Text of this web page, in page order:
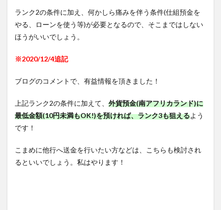
ランク2の条件に加え、何かしら痛みを伴う条件(仕組預金を
やる、ローンを使う等)が必要となるので、そこまではしない
ほうがいいでしょう。
※2020/12/4追記
ブログのコメントで、有益情報を頂きました！
上記ランク2の条件に加えて、 外貨預金(南アフリカランド)に
最低金額(10円未満もOK!)を預ければ、ランク3も狙えるよう
です！
こまめに他行へ送金を行いたい方などは、こちらも検討され
るといいでしょう。私はやります！